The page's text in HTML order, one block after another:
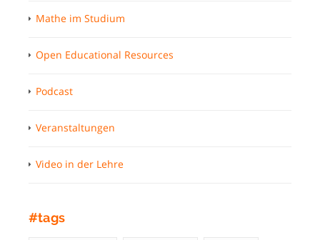
Mathe im Studium
Open Educational Resources
Podcast
Veranstaltungen
Video in der Lehre
#tags